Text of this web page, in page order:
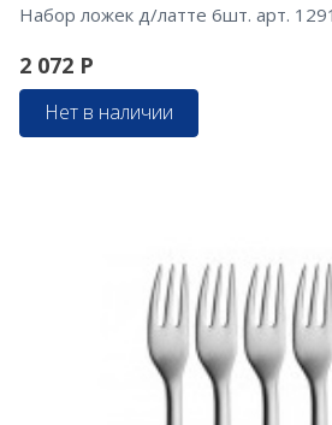
Набор ложек д/латте 6шт. арт.
2 072 Р
Нет в наличии